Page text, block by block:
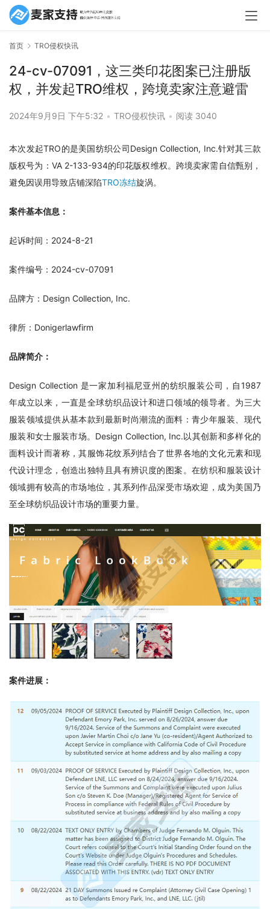
首页 TRO侵权快讯
24-cv-07091，这三类印花图案已注册版
权，并发起TRO维权，跨境卖家注意避雷
2024年9月9日 下午5:32 • TRO侵权快讯 • 阅读 3040
本次发起TRO的是美国纺织公司Design Collection, Inc.针对其三款
版权号为：VA 2-133-934的印花版权维权。跨境卖家需自信甄别，
避免因误用导致店铺深陷TRO冻结旋涡。
案件基本信息：
起诉时间：2024-8-21
案件编号：2024-cv-07091
品牌方：Design Collection, Inc.
律所：Donigerlawfirm
品牌简介：
Design Collection 是一家加利福尼亚州的纺织服装公司，自1987
年成立以来，一直是全球纺织品设计和进口领域的领导者。为三大
服装领域提供从基本款到最新时尚潮流的面料：青少年服装、现代
服装和女士服装市场。Design Collection, Inc.以其创新和多样化的
面料设计而著称，其服饰花纹系列结合了世界各地的文化元素和现
代设计理念，创造出独特且具有辨识度的图案。在纺织和服装设计
领域拥有较高的市场地位，其系列作品深受市场欢迎，成为美国乃
至全球纺织品设计市场的重要力量。
案件进展：